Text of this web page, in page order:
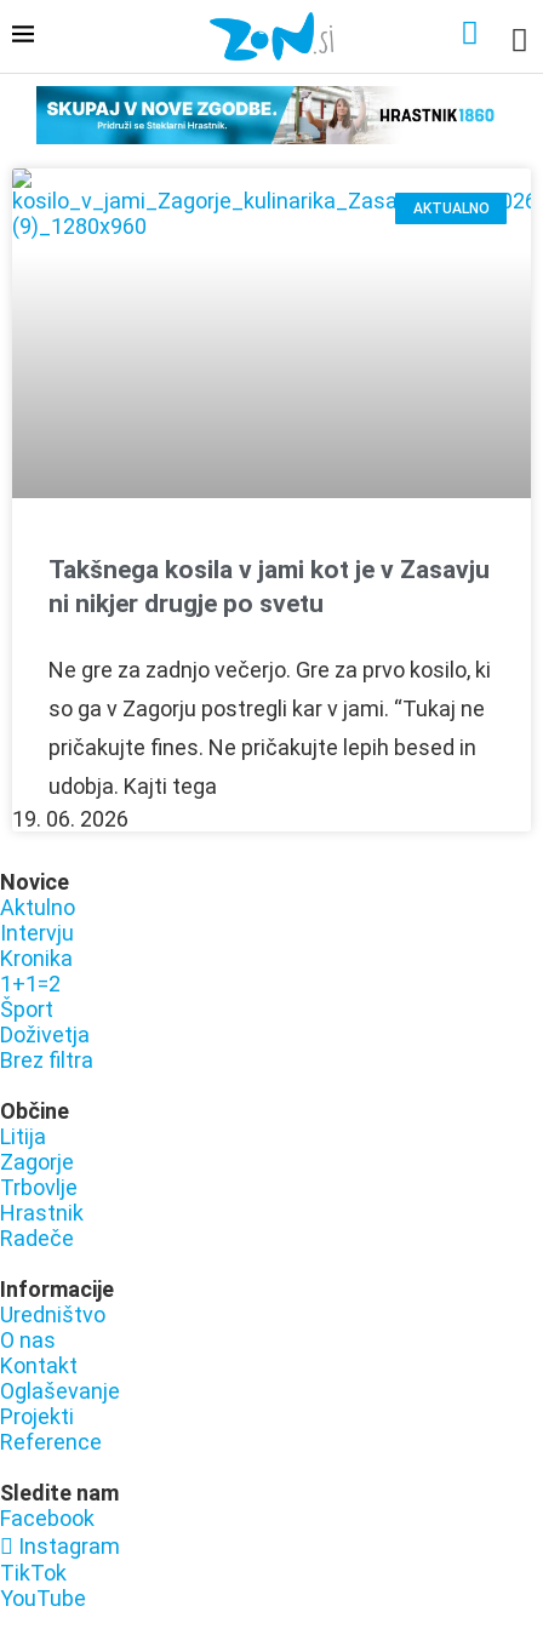
AKTUALNO
Takšnega kosila v jami kot je v Zasavju
ni nikjer drugje po svetu
Ne gre za zadnjo večerjo. Gre za prvo kosilo, ki
so ga v Zagorju postregli kar v jami. “Tukaj ne
pričakujte fines. Ne pričakujte lepih besed in
udobja. Kajti tega
19. 06. 2026
Novice
Aktulno
Intervju
Kronika
1+1=2
Šport
Doživetja
Brez filtra
Občine
Litija
Zagorje
Trbovlje
Hrastnik
Radeče
Informacije
Uredništvo
O nas
Kontakt
Oglaševanje
Projekti
Reference
Sledite nam
Facebook
Instagram
TikTok
YouTube